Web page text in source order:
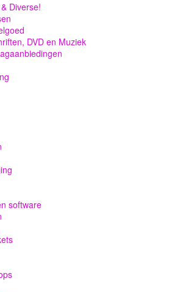
Diverse!
DVD en Muziek
software